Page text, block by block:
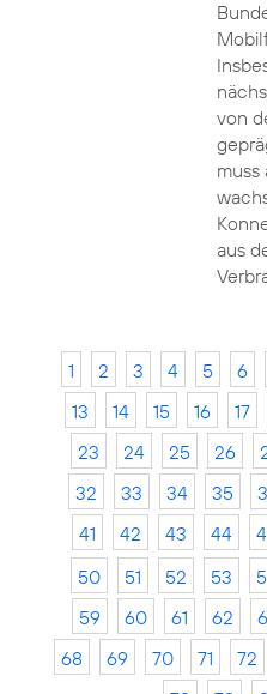
von
aus
1 2 3 4 5 6
13
14 15 16 17
23
24 25 26
32
33 34 35
41
42 43 44
50
51 52 53
59
60 61 62
68
69 70 71 72